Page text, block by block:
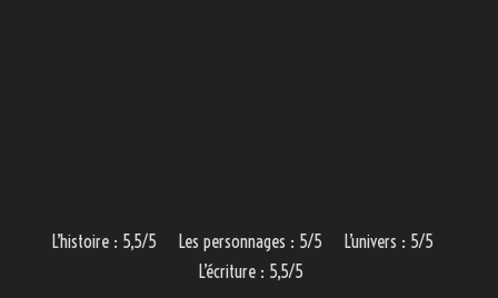
L’histoire : 5,5/5 Les personnages : 5/5 L’univers : 5/5
L’écriture : 5,5/5